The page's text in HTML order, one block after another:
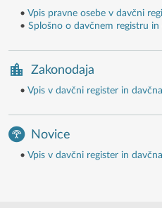
• Vpis pravne osebe v davčni
• Splošno o davčnem registru in
Zakonodaja
• Vpis v davčni register in
Novice
• Vpis v davčni register in